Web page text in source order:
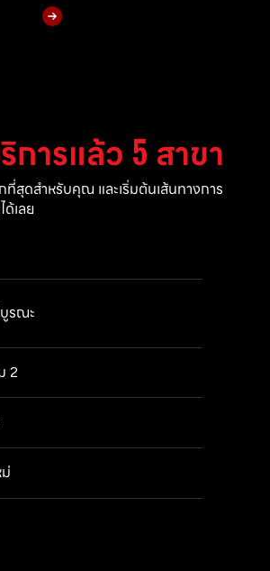
การแล้ว 5 สาขา
ที่สุดสำหรับคุณ และเริ่มต้นเส้นทางการ
ด้เลย
รณะ
2
ม่